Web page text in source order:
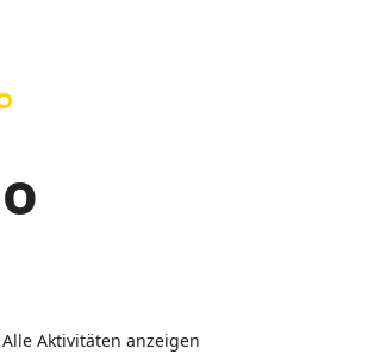
Alle Aktivitäten anzeigen